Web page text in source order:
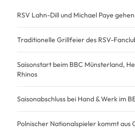
RSV Lahn-Dill und Michael Paye
Traditionelle Grillfeier des RSV-
Saisonstart beim BBC Münsterland,
Rhinos
Saisonabschluss bei Hand & Werk im
Polnischer Nationalspieler kommt aus